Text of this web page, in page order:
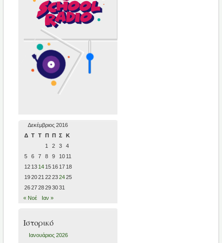
Δεκέμβριος 2016
Δ Τ Τ Π Π Σ
Κ
1
2 3
4
5
6 7 8 9 10 11
12 13 14 15 16 17 18
192021 22232425
262728293031
« Νοέ
Ιαν »
Ιστορικό
Ιανουάριος 2026